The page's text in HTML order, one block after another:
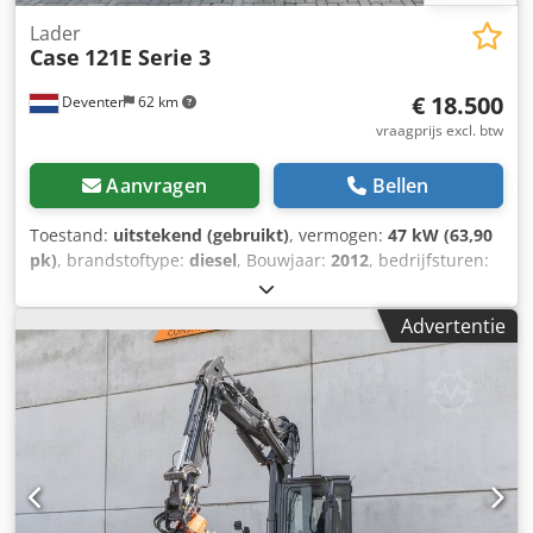
Deventer 62 km
Lader
Case 121E Serie 3
€ 18.500
vraagprijs excl. btw
Aanvragen Bellen
Toestand: uitstekend (gebruikt), vermogen: 47 kW (63,90
pk), brandstoftype: diesel, Bouwjaar: 2012, bedrijfsturen:
, = Overige opties en accessoires = - Bediening met
2 pedalen - Afgesloten cabine = Opmerkingen =
Dkedpfozrd Uajx Af Usr CASE 121E Serie 3 – bouwjaar 2012
– 1.060 bedrijfsuren CASE 121E Serie 3 wiellader, bouwjaar
2012. De machine verkeert in goede staat en heeft slechts
1.060 bedrijfsuren. De machine verkeert zowel technisch
als optisch in goede staat. Hij is geschikt voor diverse
toepassingen en is direct inzetbaar. Kenmerken: *
Bouwjaar: 2012 * Slechts 1.060 bedrijfsuren * Goede
technische en optische staat * Direct inzetbaar Neem
Advertentie